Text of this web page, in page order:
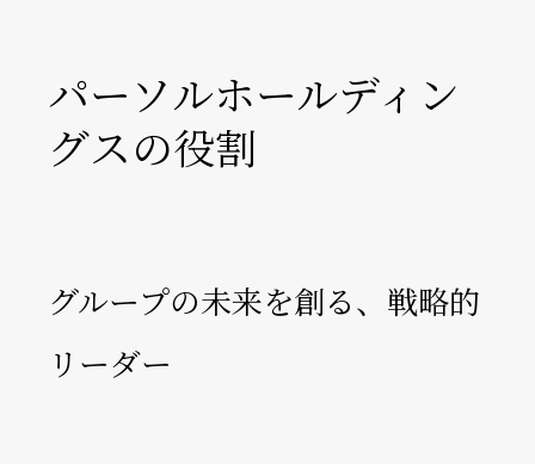
パーソルホールディン
グスの役割
グループの未来を創る、戦略的
リーダー